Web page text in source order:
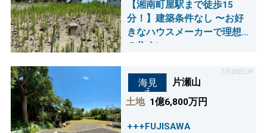
【湘南町屋駅まで徒歩15
分！】建築条件なし 〜お好
きなハウスメーカーで理想
の住まい～
7月20日UP
海見
え
片瀬山
土地 1億6,800万円
+++FUJISAWA